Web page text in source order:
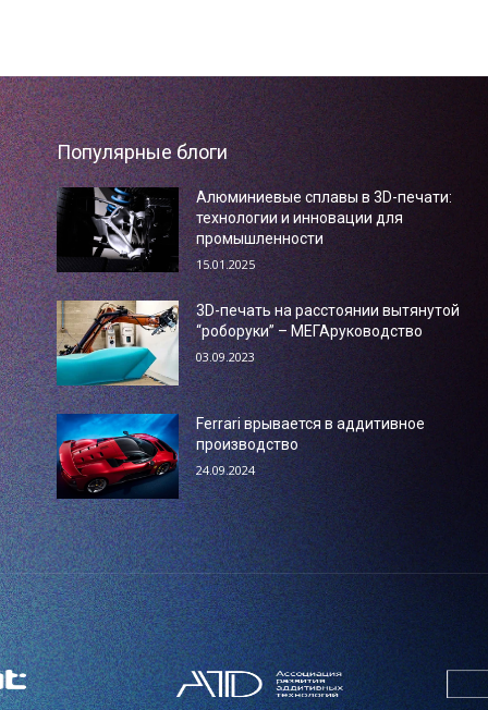
Популярные блоги
Алюминиевые сплавы в 3D-печати:
технологии и инновации для
промышленности
15.01.2025
3D-печать на расстоянии вытянутой
“роборуки” – МЕГАруководство
03.09.2023
Ferrari врывается в аддитивное
производство
24.09.2024